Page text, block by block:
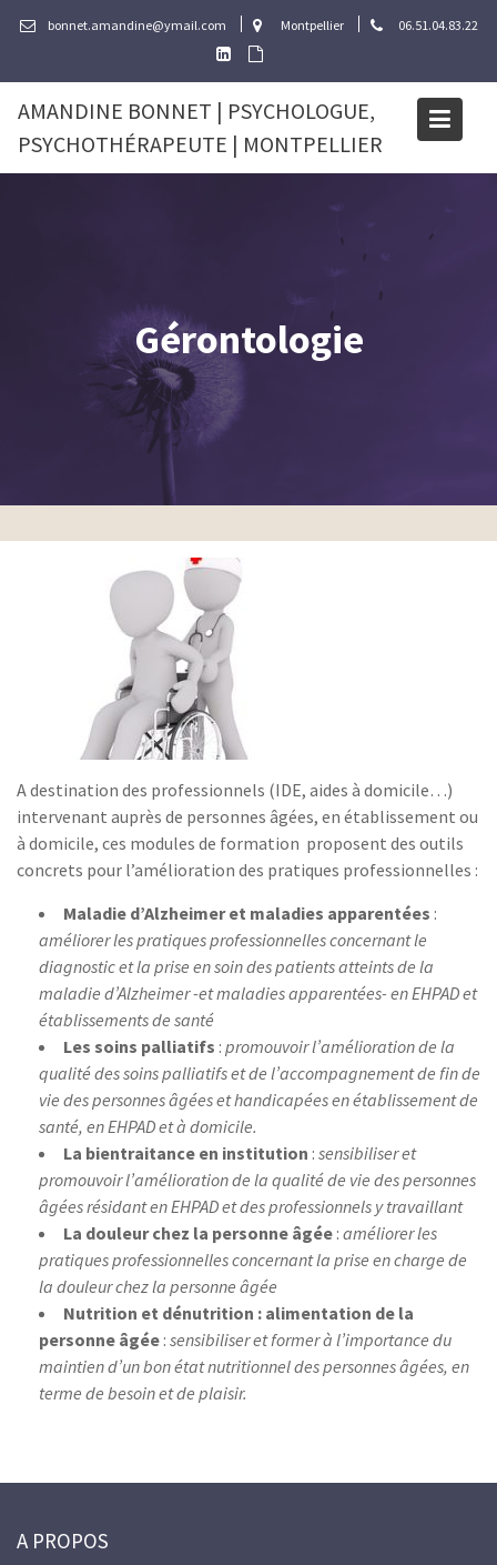
bonnet.amandine@ymail.com Montpellier 06.51.04.83.22
AMANDINE BONNET | PSYCHOLOGUE,
PSYCHOTHÉRAPEUTE | MONTPELLIER
Gérontologie
A destination des professionnels (IDE, aides à domicile…)
intervenant auprès de personnes âgées, en établissement ou
à domicile, ces modules de formation proposent des outils
concrets pour l’amélioration des pratiques professionnelles :
Maladie d’Alzheimer et maladies apparentées :
améliorer les pratiques professionnelles concernant le
diagnostic et la prise en soin des patients atteints de la
maladie d’Alzheimer -et maladies apparentées- en EHPAD et
établissements de santé
Les soins palliatifs : promouvoir l’amélioration de la
qualité des soins palliatifs et de l’accompagnement de fin de
vie des personnes âgées et handicapées en établissement de
santé, en EHPAD et à domicile.
La bientraitance en institution : sensibiliser et
promouvoir l’amélioration de la qualité de vie des personnes
âgées résidant en EHPAD et des professionnels y travaillant
La douleur chez la personne âgée : améliorer les
pratiques professionnelles concernant la prise en charge de
la douleur chez la personne âgée
Nutrition et dénutrition : alimentation de la
personne âgée : sensibiliser et former à l’importance du
maintien d’un bon état nutritionnel des personnes âgées, en
terme de besoin et de plaisir.
A PROPOS